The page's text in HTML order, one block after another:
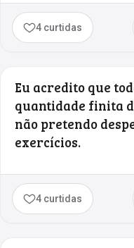
4 curtidas
Eu acredito que
quantidade finita
não pretendo
exercícios.
4 curtidas